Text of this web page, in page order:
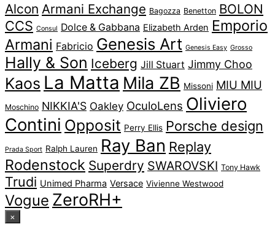
Alcon Armani Exchange Bagozza Benetton BOLON
CCS Consul Dolce & Gabbana Elizabeth Arden Emporio
Armani Fabricio Genesis Art Genesis Easy Grosso
Hally & Son Iceberg Jill Stuart Jimmy Choo
Kaos La Matta Mila ZB Missoni MIU MIU
Moschino NIKKIA'S Oakley OculoLens Oliviero
Contini Opposit Perry Ellis Porsche design
Prada Sport Ralph Lauren Ray Ban Replay
Rodenstock Superdry SWAROVSKI Tony Hawk
Trudi Unimed Pharma Versace Vivienne Westwood
Vogue ZeroRH+
×